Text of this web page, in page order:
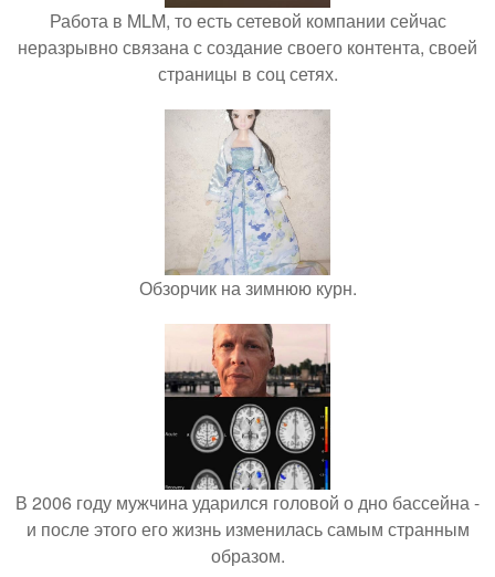
Работа в MLM, то есть сетевой компании сейчас
неразрывно связана с создание своего контента, своей
страницы в соц сетях.
Обзорчик на зимнюю курн.
В 2006 году мужчина ударился головой о дно бассейна -
и после этого его жизнь изменилась самым странным
образом.